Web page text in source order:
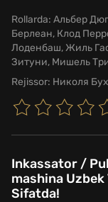
Rollarda: Альбер
Берлеан, Клод
Лоденбаш, Жиль
Зитуни, Мишель
Rejissor: Николя
Inkassator /
mashina
Sifatda!